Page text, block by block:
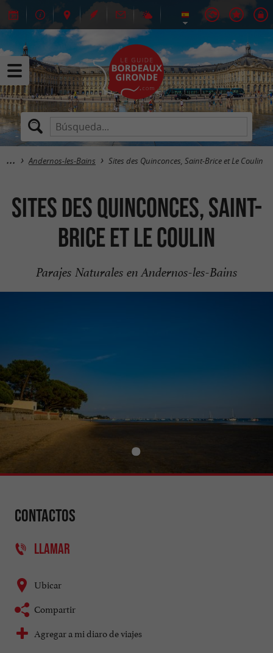
Andernos-les-Bains Sites des Quinconces, Saint-Brice et Le Coulin
Sites des Quinconces, Saint-
Brice et Le Coulin
Parajes Naturales en Andernos-les-Bains
Contactos
LLAMAR
Ubicar
Compartir
Agregar a mi diaro de viajes